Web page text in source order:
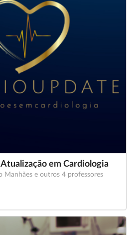
em Cardiologia
Manhães e outros 4 professores